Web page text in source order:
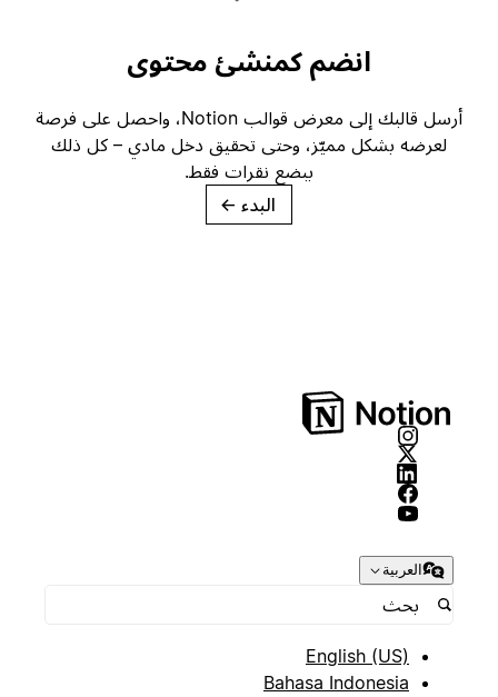
انضم كمنشئ محتوى
أرسل قالبك إلى معرض قوالب Notion، واحصل على فرصة
لعرضه بشكل مميّز، وحتى تحقيق دخل مادي – كل ذلك
ببضع نقرات فقط.
→
العربية
English (US)
Bahasa Indonesia